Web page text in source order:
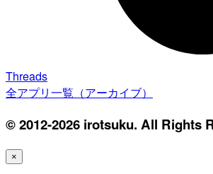
Threads
全アプリ一覧（アーカイブ）
© 2012-2026 irotsuku. All Rights
×